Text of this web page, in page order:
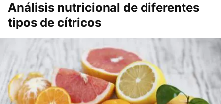
Análisis nutricional de diferentes
tipos de cítricos